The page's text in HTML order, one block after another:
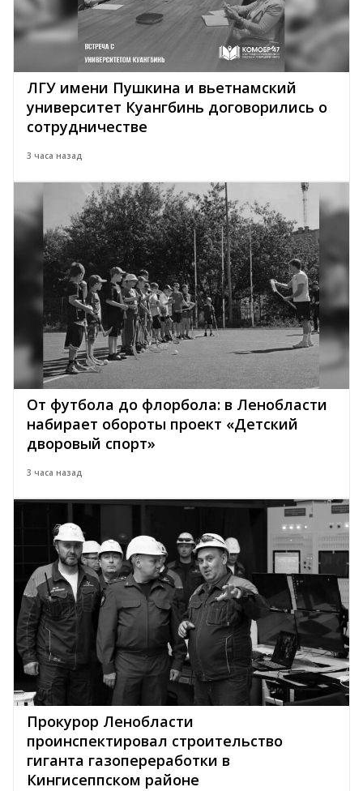
ЛГУ имени Пушкина и вьетнамский
университет Куангбинь договорились о
сотрудничестве
3 часа назад
От футбола до флорбола: в Ленобласти
набирает обороты проект «Детский
дворовый спорт»
3 часа назад
Прокурор Ленобласти
проинспектировал строительство
гиганта газопереработки в
Кингисеппском районе